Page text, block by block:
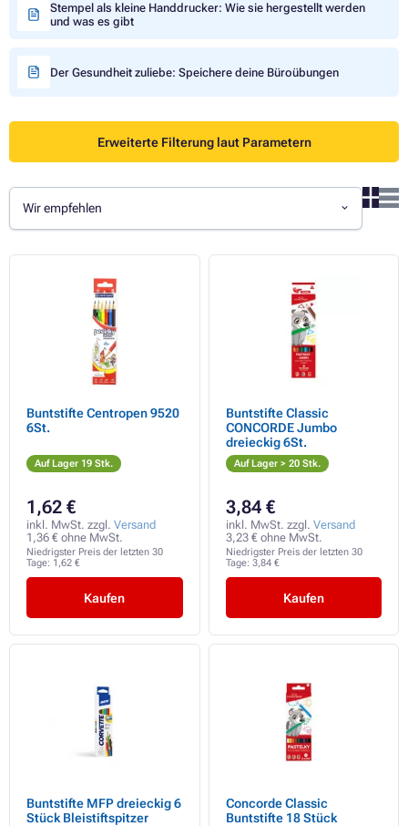
Stempel als kleine Handdrucker: Wie sie hergestellt werden
und was es gibt
Der Gesundheit zuliebe: Speichere deine Büroübungen
Erweiterte Filterung laut Parametern
Wir empfehlen
Buntstifte Centropen 9520
6St.
Auf Lager 19 Stk.
1,62 €
inkl. MwSt. zzgl. Versand
1,36 € ohne MwSt.
Niedrigster Preis der letzten 30
Tage: 1,62 €
Kaufen
Buntstifte Classic
CONCORDE Jumbo
dreieckig 6St.
Auf Lager > 20 Stk.
3,84 €
inkl. MwSt. zzgl. Versand
3,23 € ohne MwSt.
Niedrigster Preis der letzten 30
Tage: 3,84 €
Kaufen
Buntstifte MFP dreieckig 6
Stück Bleistiftspitzer
Concorde Classic
Buntstifte 18 Stück